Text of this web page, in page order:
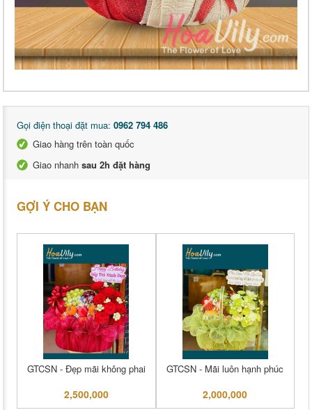
Gọi điện thoại đặt mua: 0962 794 486
Giao hàng trên toàn quốc
Giao nhanh sau 2h đặt hàng
GỢI Ý CHO BẠN
GTCSN - Đẹp mãi không phai
2,500,000
GTCSN - Mãi luôn hạnh phúc
2,000,000